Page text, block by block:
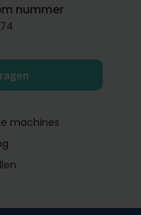
nummer
machines